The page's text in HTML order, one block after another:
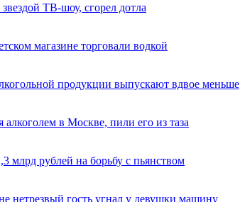
ТВ-шоу, сгорел дотла
магазине торговали водкой
продукции выпускают вдвое меньше
в Москве, пили его из таза
млрд рублей на борьбу с пьянством
нетрезвый гость угнал у девушки машину